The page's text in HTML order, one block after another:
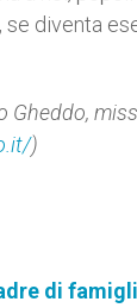
diventa
Gheddo,
)
di